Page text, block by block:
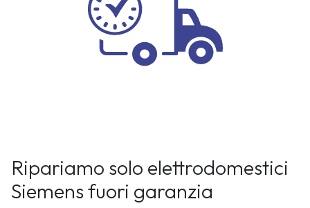
Ripariamo solo elettrodomestici
Siemens fuori garanzia